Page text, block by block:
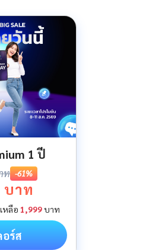
1 ปี
ท -61%
บาท
หลือ 1,999บาท
ร์ส